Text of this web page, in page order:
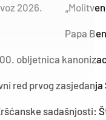
2026.
Papa
obljetnica
red prvog zasjedanja
sadašnjosti: